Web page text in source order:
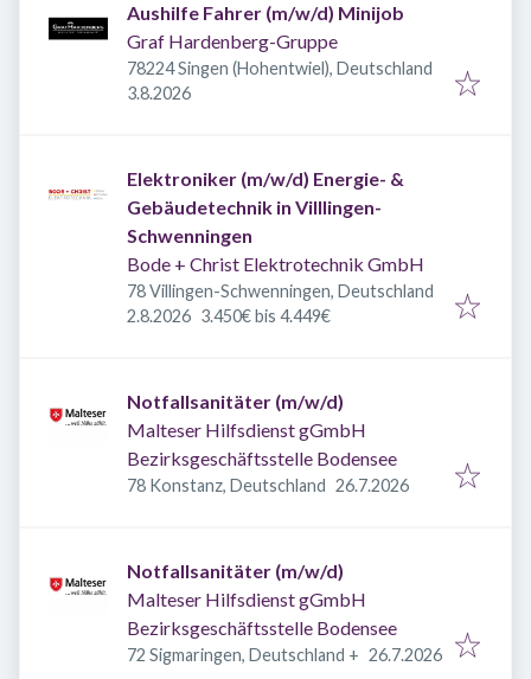
Aushilfe Fahrer (m/w/d) Minijob
Graf Hardenberg-Gruppe
78224 Singen (Hohentwiel), Deutschland
Veröffentlicht
3.8.2026
Elektroniker (m/w/d) Energie- &
Gebäudetechnik in Villlingen-
Schwenningen
Bode + Christ Elektrotechnik GmbH
78 Villingen-Schwenningen, Deutschland
Veröffentlicht:
2.8.2026 3.450€ bis 4.449€
Notfallsanitäter (m/w/d)
Malteser Hilfsdienst gGmbH
Bezirksgeschäftsstelle Bodensee
78 Konstanz, Deutschland Veröffentlicht
26.7.2026
Notfallsanitäter (m/w/d)
Malteser Hilfsdienst gGmbH
Bezirksgeschäftsstelle Bodensee
72 Sigmaringen, Deutschland + Veröffentlicht
26.7.2026